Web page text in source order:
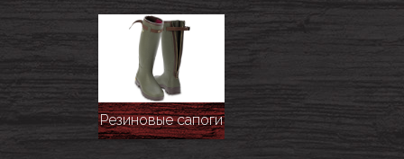
Резиновые сапоги